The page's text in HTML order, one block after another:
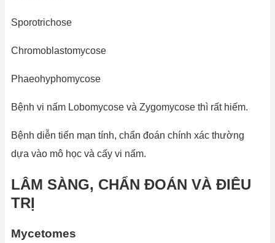
Sporotrichose
Chromoblastomycose
Phaeohyphomycose
Bệnh vi nấm Lobomycose và Zygomycose thì rất hiếm.
Bệnh diễn tiến mạn tính, chẩn đoán chính xác thường
dựa vào mô học và cấy vi nấm.
LÂM SÀNG, CHẨN ĐOÁN VÀ ĐIÊU
TRỊ
Mycetomes